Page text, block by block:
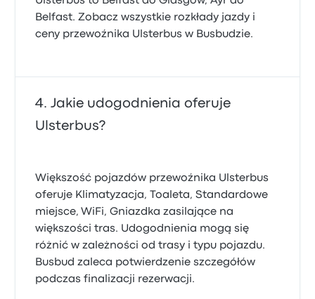
Belfast. Zobacz wszystkie rozkłady jazdy i
ceny przewoźnika Ulsterbus w Busbudzie.
Jakie udogodnienia oferuje
Ulsterbus?
Większość pojazdów przewoźnika Ulsterbus
oferuje Klimatyzacja, Toaleta, Standardowe
miejsce, WiFi, Gniazdka zasilające na
większości tras. Udogodnienia mogą się
różnić w zależności od trasy i typu pojazdu.
Busbud zaleca potwierdzenie szczegółów
podczas finalizacji rezerwacji.